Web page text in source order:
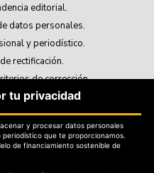
editorial.
datos personales.
y periodístico.
rectificación.
de corrección.
pedidos de retiro de contenidos.
tu privacidad
y procesar datos personales
que te proporcionamos.
de financiamiento sostenible de